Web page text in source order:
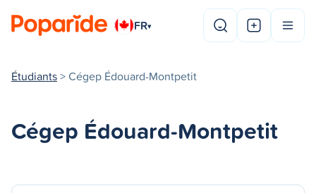
FR▾
Étudiants> Cégep Édouard-Montpetit
Cégep Édouard-Montpetit